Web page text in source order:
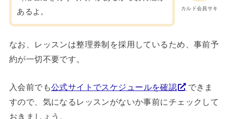
カルド会員サキ
あるよ。
なお、レッスンは整理券制を採用しているため、事前予
約が一切不要です。
入会前でも公式サイトでスケジュールを確認
できま
すので、気になるレッスンがないか事前にチェックして
おきましょう。